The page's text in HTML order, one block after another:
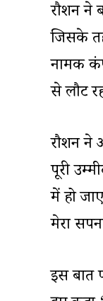
रौशन ने
जिसके
नामक
से लौट
रौशन
पूरी
में हो
मेरा
इस बात